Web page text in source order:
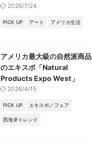
2026/7/24
PICK UP アート アメリカ生活
アメリカ最大級の自然派商品
のエキスポ「Natural
Products Expo West」
2026/4/15
PICK UP エキスポ／フェア
西海岸トレンド